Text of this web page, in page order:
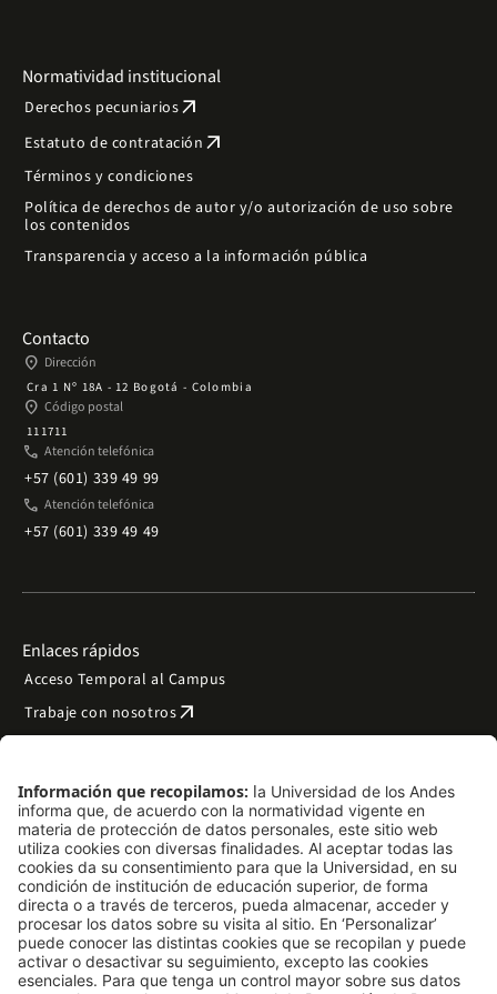
Normatividad institucional
Derechos pecuniariosarrow_outward
Estatuto de contratación arrow_outward
Términos y condiciones
Política de derechos de autor y/o autorización de uso sobre
los contenidos
Transparencia y acceso a la información pública
Contacto
place Dirección
Cra 1 Nº 18A - 12 Bogotá - Colombia
place Código postal
111711
phone Atención telefónica
+57 (601) 339 49 99
phone Atención telefónica
+57 (601) 339 49 49
Enlaces rápidos
Acceso Temporal al Campus
Trabaje con nosotrosarrow_outward
Preguntas frecuentes
Filantropía y donacionesarrow_outward
Mapa del sitio arrow_outward
Síguenos
LinkedIn